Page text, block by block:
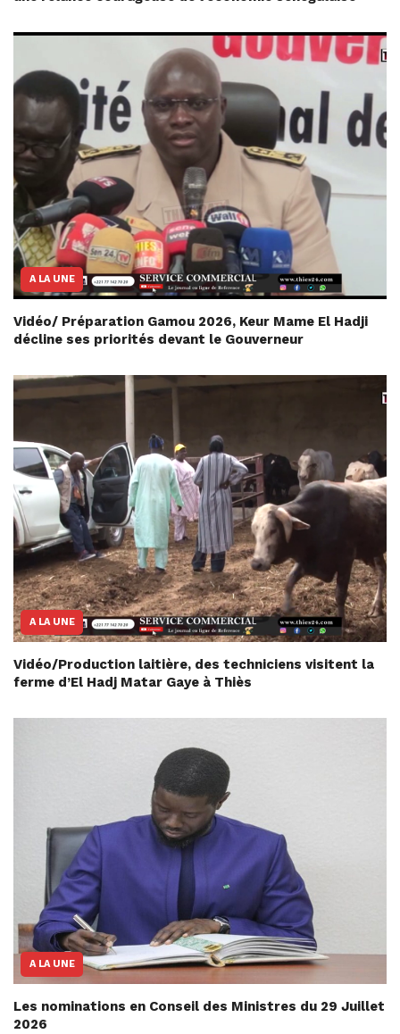
A LA UNE
Vidéo/ Préparation Gamou 2026, Keur Mame El Hadji
décline ses priorités devant le Gouverneur
A LA UNE
Vidéo/Production laitière, des techniciens visitent la
ferme d’El Hadj Matar Gaye à Thiès
A LA UNE
Les nominations en Conseil des Ministres du 29 Juillet
2026